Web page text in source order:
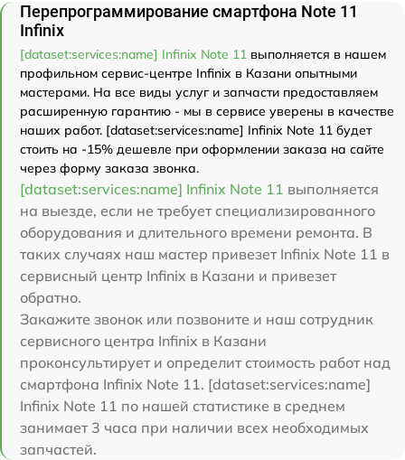
Перепрограммирование смартфона Note 11
Infinix
[dataset:services:name] Infinix Note 11 выполняется в нашем
профильном сервис-центре Infinix в Казани опытными
мастерами. На все виды услуг и запчасти предоставляем
расширенную гарантию - мы в сервисе уверены в качестве
наших работ. [dataset:services:name] Infinix Note 11 будет
стоить на -15% дешевле при оформлении заказа на сайте
через форму заказа звонка.
[dataset:services:name] Infinix Note 11 выполняется
на выезде, если не требует специализированного
оборудования и длительного времени ремонта. В
таких случаях наш мастер привезет Infinix Note 11 в
сервисный центр Infinix в Казани и привезет
обратно.
Закажите звонок или позвоните и наш сотрудник
сервисного центра Infinix в Казани
проконсультирует и определит стоимость работ над
смартфона Infinix Note 11. [dataset:services:name]
Infinix Note 11 по нашей статистике в среднем
занимает 3 часа при наличии всех необходимых
запчастей.